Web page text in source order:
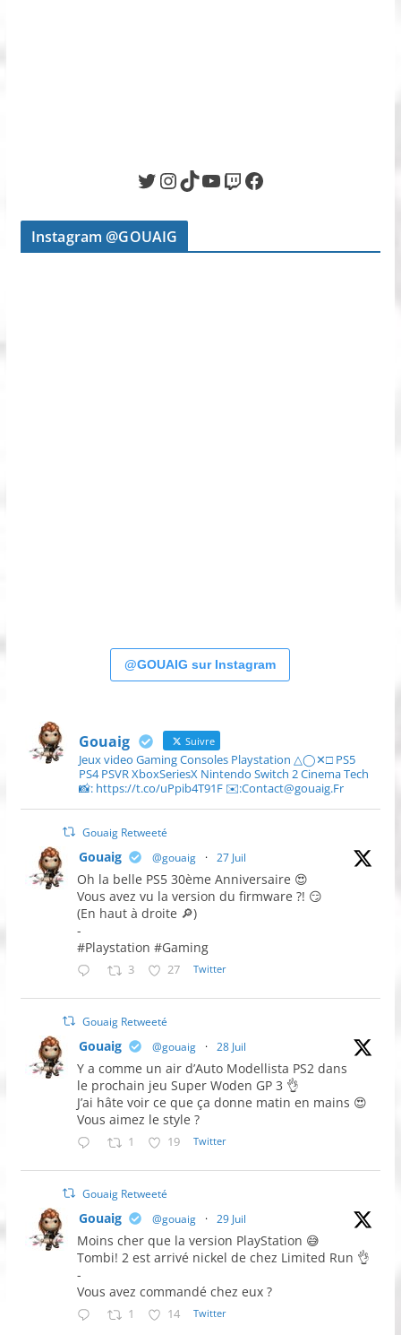
Twitter InstagramTikTok YouTube Twitch Facebook
Instagram @GOUAIG
@GOUAIG sur Instagram
Gouaig Suivre
Jeux video Gaming Consoles Playstation △◯✕□ PS5
PS4 PSVR XboxSeriesX Nintendo Switch 2 Cinema Tech
📸: https://t.co/uPpib4T91F ✉️:Contact@gouaig.Fr
Gouaig Retweeté
Gouaig @gouaig · 27 Juil
Oh la belle PS5 30ème Anniversaire 😍
Vous avez vu la version du firmware ?! 😏
(En haut à droite 🔎)
-
#Playstation #Gaming
3 27 Twitter
Gouaig Retweeté
Gouaig @gouaig · 28 Juil
Y a comme un air d’Auto Modellista PS2 dans
le prochain jeu Super Woden GP 3 👌
J’ai hâte voir ce que ça donne matin en mains 😍
Vous aimez le style ?
1 19 Twitter
Gouaig Retweeté
Gouaig @gouaig · 29 Juil
Moins cher que la version PlayStation 😅
Tombi! 2 est arrivé nickel de chez Limited Run 👌
-
Vous avez commandé chez eux ?
1 14 Twitter